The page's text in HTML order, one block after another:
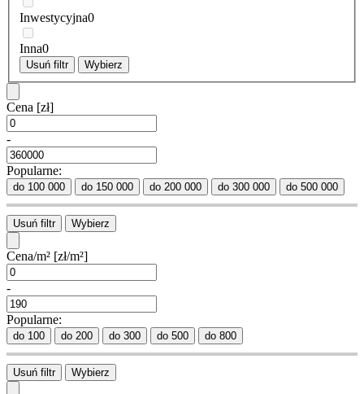
Inwestycyjna0
Inna0
Usuń filtr Wybierz
Cena [zł]
-
Popularne:
do 100 000 do 150 000 do 200 000 do 300 000 do 500 000
Usuń filtr Wybierz
Cena/m² [zł/m²]
-
Popularne:
do 100 do 200 do 300 do 500 do 800
Usuń filtr Wybierz